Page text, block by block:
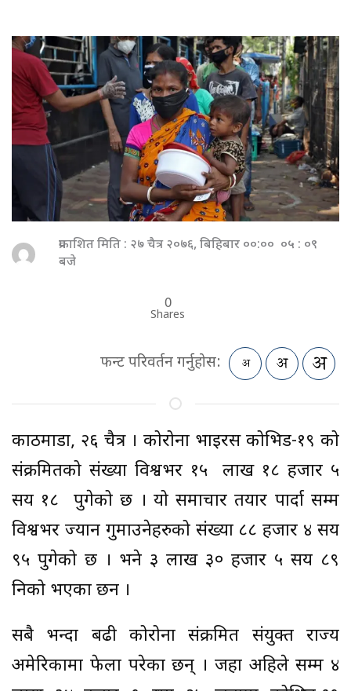
प्रकाशित मिति : २७ चैत्र २०७६, बिहिबार ००:०० ०५ : ०९
बजे
0
Shares
फन्ट परिवर्तन गर्नुहोस:
काठमाडौँ, २६ चैत्र । कोरोना भाइरस कोभिड-१९ को
संक्रमितको संख्या विश्वभर १५ लाख १८ हजार ५
सय १८ पुगेको छ । यो समाचार तयार पार्दा सम्म
विश्वभर ज्यान गुमाउनेहरुको संख्या ८८ हजार ४ सय
९५ पुगेको छ । भने ३ लाख ३० हजार ५ सय ८९
निको भएका छन ।
सबै भन्दा बढी कोरोना संक्रमित संयुक्त राज्य
अमेरिकामा फेला परेका छन् । जहा अहिले सम्म ४